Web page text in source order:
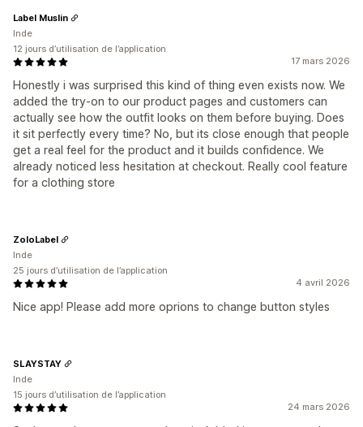
17 mars 2026
Honestly i was surprised this kind of thing even exists now. We
added the try-on to our product pages and customers can
actually see how the outfit looks on them before buying. Does
it sit perfectly every time? No, but its close enough that people
get a real feel for the product and it builds confidence. We
already noticed less hesitation at checkout. Really cool feature
for a clothing store
Label Muslin
Inde
12 jours d’utilisation de l’application
4 avril 2026
Nice app! Please add more oprions to change button styles
ZoloLabel
Inde
25 jours d’utilisation de l’application
24 mars 2026
SLAYSTAY
Inde
15 jours d’utilisation de l’application